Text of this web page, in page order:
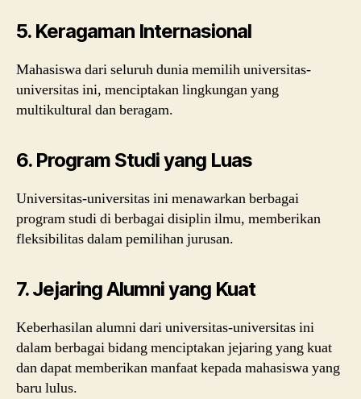
5. Keragaman Internasional
Mahasiswa dari seluruh dunia memilih universitas-
universitas ini, menciptakan lingkungan yang
multikultural dan beragam.
6. Program Studi yang Luas
Universitas-universitas ini menawarkan berbagai
program studi di berbagai disiplin ilmu, memberikan
fleksibilitas dalam pemilihan jurusan.
7. Jejaring Alumni yang Kuat
Keberhasilan alumni dari universitas-universitas ini
dalam berbagai bidang menciptakan jejaring yang kuat
dan dapat memberikan manfaat kepada mahasiswa yang
baru lulus.